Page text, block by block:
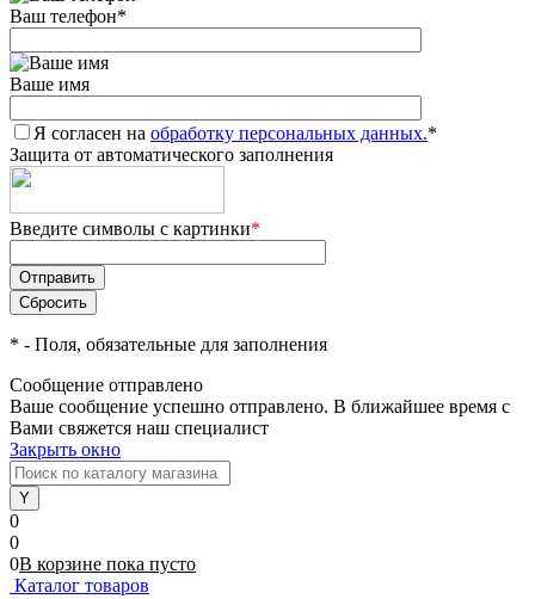
Ваш телефон*
Ваше имя
Я согласен на обработку персональных данных.*
Защита от автоматического заполнения
Введите символы с картинки*
* - Поля, обязательные для заполнения
Сообщение отправлено
Ваше сообщение успешно отправлено. В ближайшее время с
Вами свяжется наш специалист
Закрыть окно
0
0
0В корзине пока пусто
Каталог товаров